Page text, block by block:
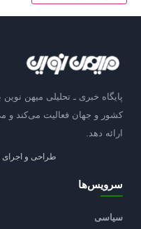
پایگاه خبری ـ تحلیلی میهن
کشور و جهان فعالیت می‌کند و
ارائه دهد.
طراحی و
سرویس‌ها
سیاسی